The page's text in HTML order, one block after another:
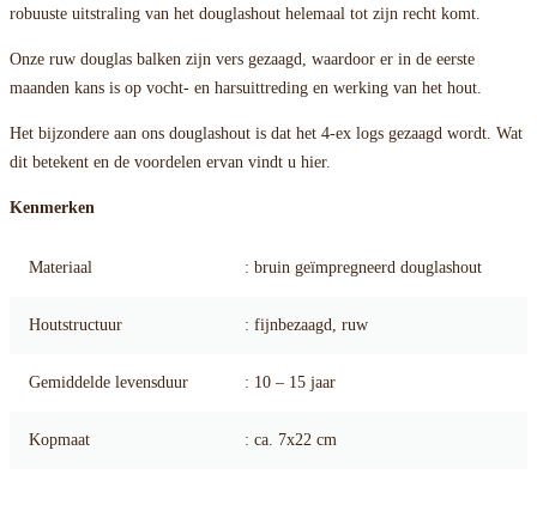
robuuste uitstraling van het douglashout helemaal tot zijn recht komt.
Onze ruw douglas balken zijn vers gezaagd, waardoor er in de eerste
maanden kans is op vocht- en harsuittreding en werking van het hout.
Het bijzondere aan ons douglashout is dat het 4-ex logs gezaagd wordt. Wat
dit betekent en de voordelen ervan vindt u hier.
Kenmerken
Materiaal : bruin geïmpregneerd douglashout
Houtstructuur : fijnbezaagd, ruw
Gemiddelde levensduur : 10 – 15 jaar
Kopmaat : ca. 7x22 cm